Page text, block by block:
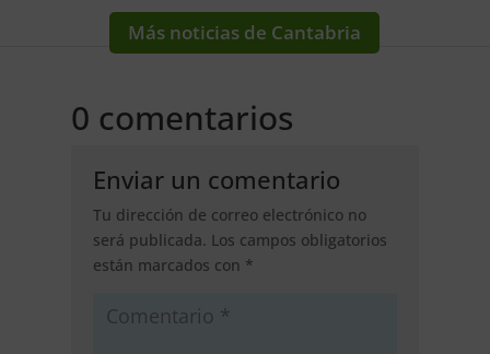
Más noticias de Cantabria
0 comentarios
Enviar un comentario
Tu dirección de correo electrónico no
será publicada. Los campos obligatorios
están marcados con *